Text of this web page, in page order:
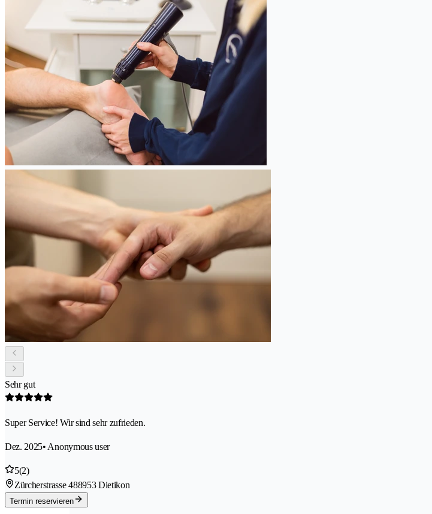
Sehr gut
Super Service! Wir sind sehr zufrieden.
Dez. 2025• Anonymous user
5(2)
Zürcherstrasse 488953 Dietikon
Termin reservieren